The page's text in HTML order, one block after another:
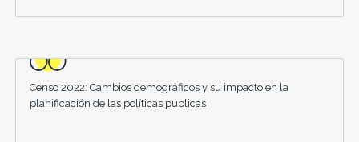
Censo 2022: Cambios demográficos y su impacto en la
planificación de las políticas públicas